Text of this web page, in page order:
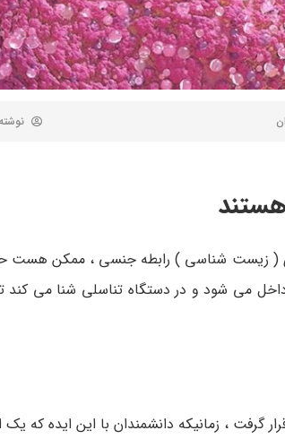
( زیست شناسی ) رابطه جنسی ، ممکن هست
می شود و در دستگاه تناسلی شنا می کند
گرفت ، زمانیکه دانشمندان با این ایده که